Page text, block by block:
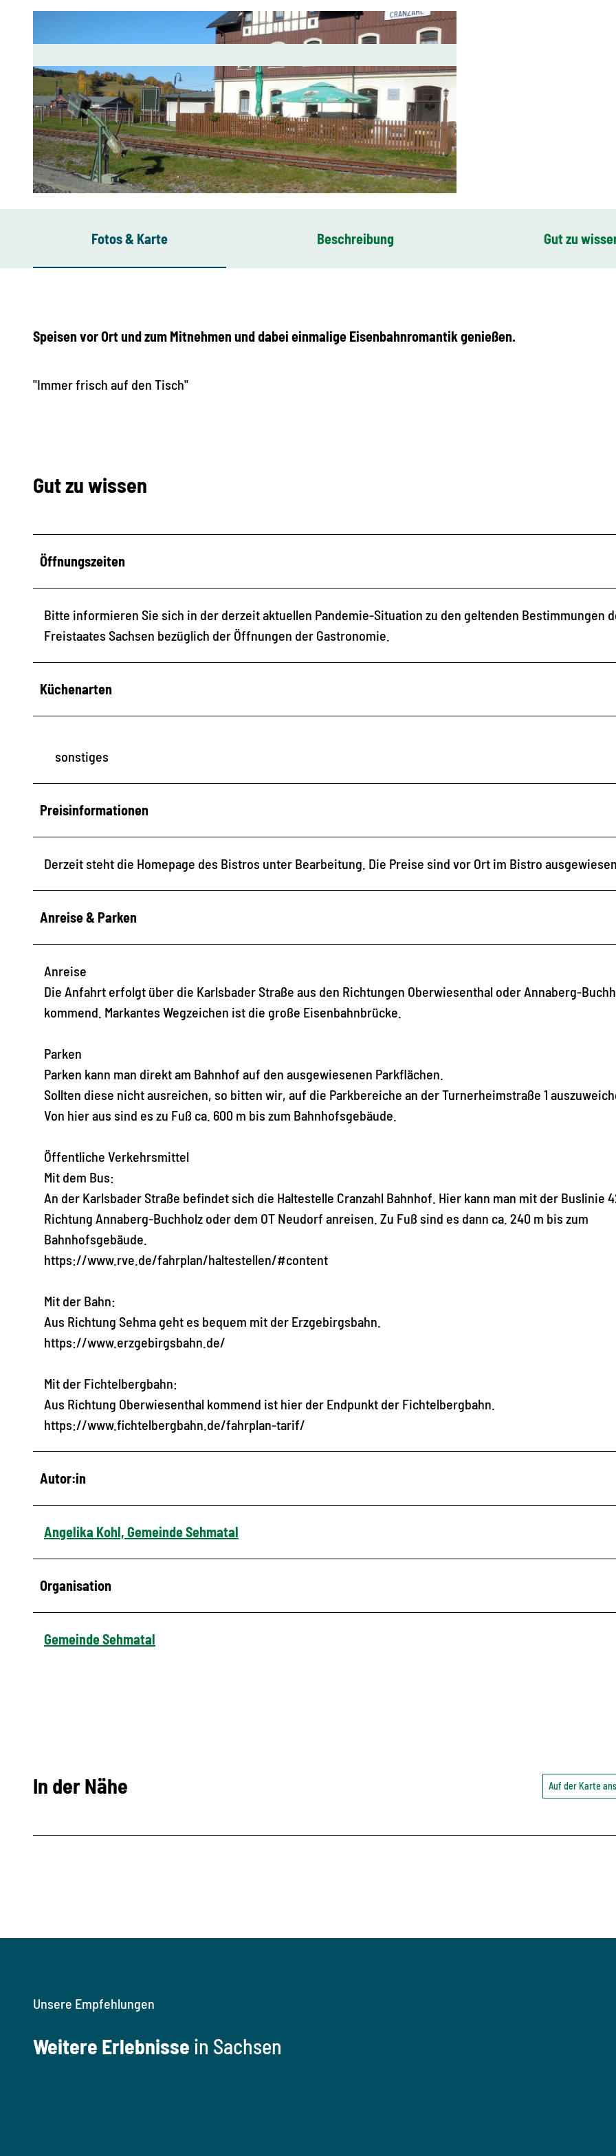
Fotos & Karte Beschreibung Gut zu
Speisen vor Ort und zum Mitnehmen und dabei einmalige Eisenbahnromantik genießen.
"Immer frisch auf den Tisch"
Gut zu wissen
Öffnungszeiten
Bitte informieren Sie sich in der derzeit aktuellen Pandemie-Situation zu den geltenden Bestimmungen
Freistaates Sachsen bezüglich der Öffnungen der Gastronomie.
Küchenarten
sonstiges
Preisinformationen
Derzeit steht die Homepage des Bistros unter Bearbeitung. Die Preise sind vor Ort im Bistro
Anreise & Parken
Anreise
Die Anfahrt erfolgt über die Karlsbader Straße aus den Richtungen Oberwiesenthal oder Annaberg-
kommend. Markantes Wegzeichen ist die große Eisenbahnbrücke.
Parken
Parken kann man direkt am Bahnhof auf den ausgewiesenen Parkflächen.
Sollten diese nicht ausreichen, so bitten wir, auf die Parkbereiche an der Turnerheimstraße 1
Von hier aus sind es zu Fuß ca. 600 m bis zum Bahnhofsgebäude.
Öffentliche Verkehrsmittel
Mit dem Bus:
An der Karlsbader Straße befindet sich die Haltestelle Cranzahl Bahnhof. Hier kann man mit der Buslinie
Richtung Annaberg-Buchholz oder dem OT Neudorf anreisen. Zu Fuß sind es dann ca. 240 m bis zum
Bahnhofsgebäude.
https://www.rve.de/fahrplan/haltestellen/#content
Mit der Bahn:
Aus Richtung Sehma geht es bequem mit der Erzgebirgsbahn.
https://www.erzgebirgsbahn.de/
Mit der Fichtelbergbahn:
Aus Richtung Oberwiesenthal kommend ist hier der Endpunkt der Fichtelbergbahn.
https://www.fichtelbergbahn.de/fahrplan-tarif/
Autor:in
Angelika Kohl, Gemeinde Sehmatal
Organisation
Gemeinde Sehmatal
In der Nähe Auf der Karte
Unsere Empfehlungen
Weitere Erlebnisse in Sachsen